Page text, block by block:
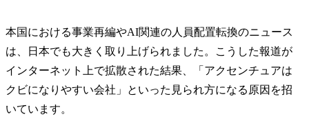
本国における事業再編やAI関連の人員配置転換のニュース
は、日本でも大きく取り上げられました。こうした報道が
インターネット上で拡散された結果、「アクセンチュアは
クビになりやすい会社」といった見られ方になる原因を招
いています。